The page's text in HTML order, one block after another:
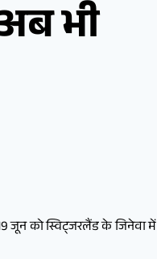
भी
जून को स्विट्जरलैंड के जिनेवा में